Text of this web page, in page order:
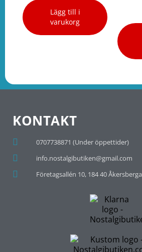
Lägg till i
varukorg
KONTAKT
0707738871 (Under öppettider)
info.nostalgibutiken@gmail.com
Företagsallén 10, 184 40 Åkersberga